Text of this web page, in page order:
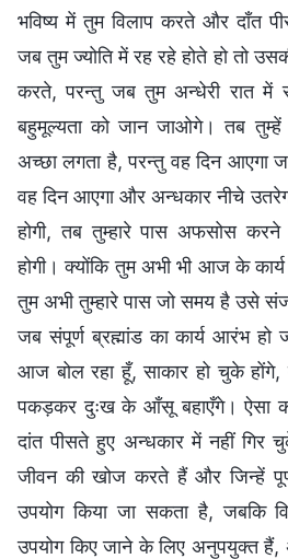
भविष्य में तुम विलाप करते और दाँत
जब तुम ज्योति में रह रहे होते हो तो
करते, परन्तु जब तुम अन्धेरी रात में
बहुमूल्यता को जान जाओगे। तब
अच्छा लगता है, परन्तु वह दिन आएगा
वह दिन आएगा और अन्धकार नीचे
होगी, तब तुम्हारे पास अफसोस
होगी। क्योंकि तुम अभी भी आज के
तुम अभी तुम्हारे पास जो समय है उसे
जब संपूर्ण ब्रह्मांड का कार्य आरंभ हो
आज बोल रहा हूँ, साकार हो चुके
पकड़कर दुःख के आँसू बहाएँगे। ऐसा
दांत पीसते हुए अन्धकार में नहीं गिर
जीवन की खोज करते हैं और जिन्हें
उपयोग किया जा सकता है, जबकि
उपयोग किए जाने के लिए अनुपयुक्त हैं,